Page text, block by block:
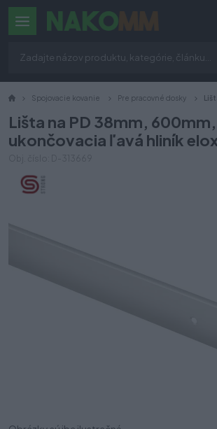
Spojovacie kovanie Pre pracovné dosky
Lišta na PD 38mm, 600mm,
ukončovacia ľavá hliník